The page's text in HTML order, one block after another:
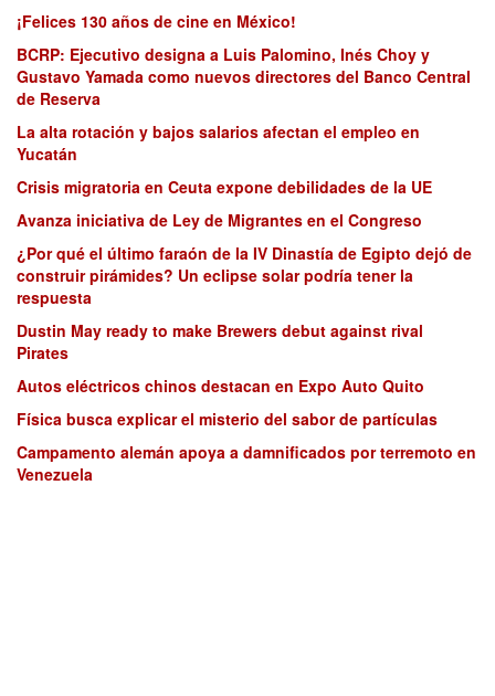
¡Felices 130 años de cine en México!
BCRP: Ejecutivo designa a Luis Palomino, Inés Choy y
Gustavo Yamada como nuevos directores del Banco Central
de Reserva
La alta rotación y bajos salarios afectan el empleo en
Yucatán
Crisis migratoria en Ceuta expone debilidades de la UE
Avanza iniciativa de Ley de Migrantes en el Congreso
¿Por qué el último faraón de la IV Dinastía de Egipto dejó de
construir pirámides? Un eclipse solar podría tener la
respuesta
Dustin May ready to make Brewers debut against rival
Pirates
Autos eléctricos chinos destacan en Expo Auto Quito
Física busca explicar el misterio del sabor de partículas
Campamento alemán apoya a damnificados por terremoto en
Venezuela